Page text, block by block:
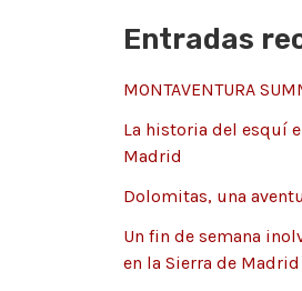
:o
r
a
s
Entradas
MONTAVENTURA
La historia del esquí
Madrid
Dolomitas, una
Un fin de semana
en la Sierra de Madrid